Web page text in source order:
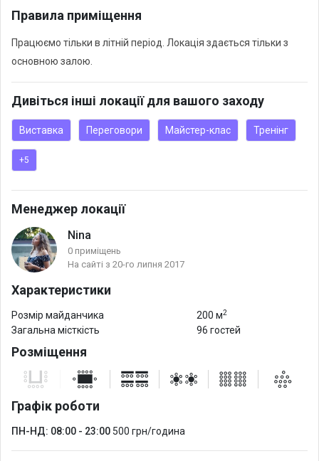
Правила приміщення
Працюємо тільки в літній період. Локація здається тільки з
основною залою.
Дивіться інші локації для вашого заходу
Виставка Переговори Майстер-клас Тренінг
+5
Менеджер локації
Nina
0 приміщень
На сайті з 20-го липня 2017
Характеристики
Розмір майданчика 200 м2
Загальна місткість 96 гостей
Розміщення
Графік роботи
ПН-НД: 08:00 - 23:00 500 грн/година